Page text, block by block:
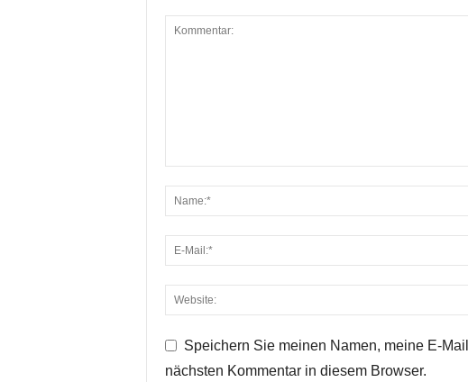
Speichern Sie meinen Namen, meine E-
nächsten Kommentar in diesem Browser.